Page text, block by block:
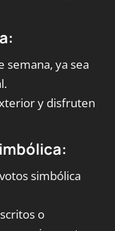
semana, ya sea
y disfruten
simbólica
o